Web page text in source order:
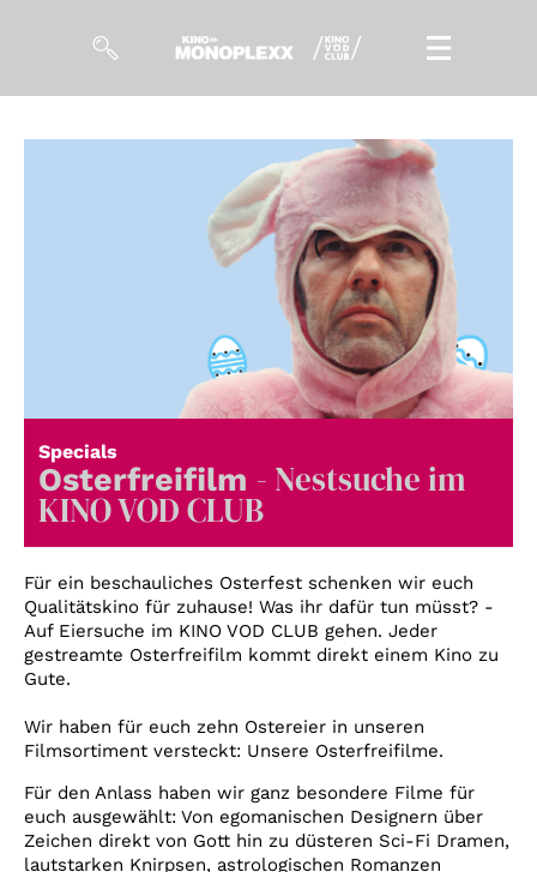
Magazin
Kuratierungen
So geht’s
Filmpakete
Gutscheine
& Filmpässe
Account
Suche
Specials
Osterfreifilm - Nestsuche im
KINO VOD CLUB
Für ein beschauliches Osterfest schenken wir euch
Qualitätskino für zuhause! Was ihr dafür tun müsst? -
Auf Eiersuche im KINO VOD CLUB gehen. Jeder
gestreamte Osterfreifilm kommt direkt einem Kino zu
Gute.
Wir haben für euch zehn Ostereier in unseren
Filmsortiment versteckt: Unsere Osterfreifilme.
Für den Anlass haben wir ganz besondere Filme für
euch ausgewählt: Von egomanischen Designern über
Zeichen direkt von Gott hin zu düsteren Sci-Fi Dramen,
lautstarken Knirpsen, astrologischen Romanzen